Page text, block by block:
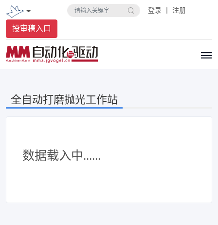
登录 丨 注册
投审稿入口
全自动打磨抛光工作站
数据载入中......